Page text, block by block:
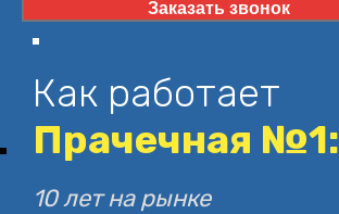
Как работает
Прачечная №1:
10 лет на рынке